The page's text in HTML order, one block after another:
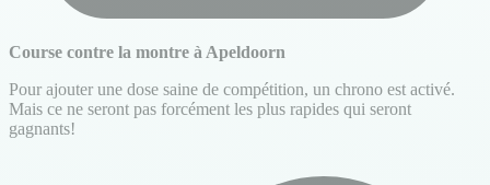
Course contre la montre à Apeldoorn
Pour ajouter une dose saine de compétition, un chrono est activé.
Mais ce ne seront pas forcément les plus rapides qui seront
gagnants!